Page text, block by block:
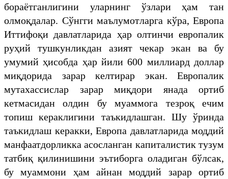
бораётганлигини уларнинг ўзлари ҳам тан
олмоқдалар. Сўнгги маълумотларга кўра, Европа
Иттифоқи давлатларида ҳар олтинчи европалик
руҳий тушкунликдан азият чекар экан ва бу
умумий ҳисобда ҳар йили 600 миллиард доллар
миқдорида зарар келтирар экан. Европалик
мутахассислар зарар миқдори янада ортиб
кетмасидан олдин бу муаммога тезроқ ечим
топиш кераклигини таъкидлашган. Шу ўринда
таъкидлаш керакки, Европа давлатларида моддий
манфаатдорликка асосланган капиталистик тузум
татбиқ қилинишини эътиборга оладиган бўлсак,
бу муаммони ҳам айнан моддий зарар ортиб